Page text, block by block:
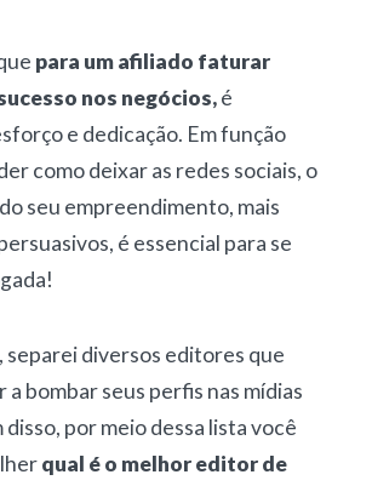
para um afiliado faturar
nos negócios,é
e dedicação. Em função
como deixar as redes sociais, o
seu empreendimento, mais
é essencial para se
separei diversos editores que
a bombar seus perfis nas mídias
disso, por meio dessa lista você
qual é o melhor editor de